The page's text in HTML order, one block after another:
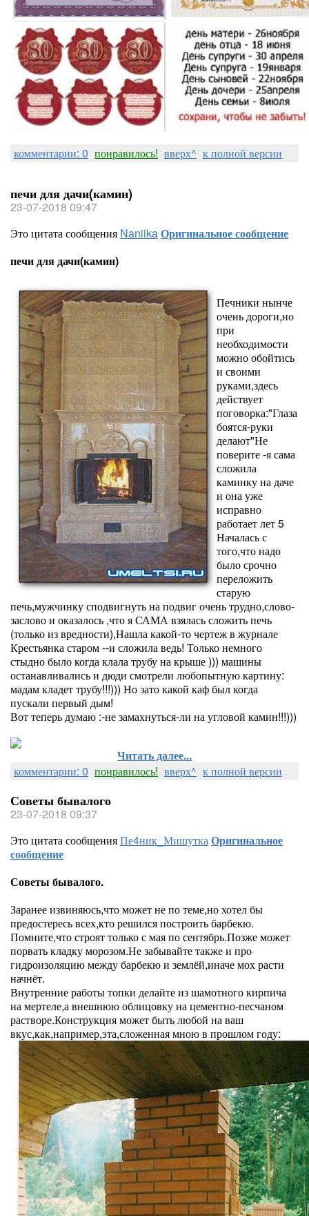
комментарии: 0 понравилось! вверх^ к полной версии
печи для дачи(камин)
23-07-2018 09:47
Это цитата сообщения NaniikaОригинальное сообщение
печи для дачи(камин)
Печники нынче
очень дороги,но
при
необходимости
можно обойтись
и своими
руками,здесь
действует
поговорка:"Глаза
боятся-руки
делают"Не
поверите -я сама
сложила
каминку на даче
и она уже
исправно
работает лет 5
Началась с
того,что надо
было срочно
переложить
старую
печь,мужчинку сподвигнуть на подвиг очень трудно,слово-
заслово и оказалось ,что я САМА взялась сложить печь
(только из вредности),Нашла какой-то чертеж в журнале
Крестьянка старом --и сложила ведь! Только немного
стыдно было когда клала трубу на крыше ))) машины
останавливались и дюди смотрели любопытную картину:
мадам кладет трубу!!!))) Но зато какой каф был когда
пускали первый дым!
Вот теперь думаю :-не замахнуться-ли на угловой камин!!!)))
Читать далее...
комментарии: 0 понравилось! вверх^ к полной версии
Советы бывалого
23-07-2018 09:37
Это цитата сообщенияПе4ник_МишуткаОригинальное
сообщение
Советы бывалого.
Заранее извиняюсь,что может не по теме,но хотел бы
предостересь всех,кто решился построить барбекю.
Помните,что строят только с мая по сентябрь.Позже может
порвать кладку морозом.Не забывайте также и про
гидроизоляцию между барбекю и землёй,иначе мох расти
начнёт.
Внутренние работы топки делайте из шамотного кирпича
на мертеле,а внешнюю облицовку на цементно-песчаном
растворе.Конструкция может быть любой на ваш
вкус,как,например,эта,сложенная мною в прошлом году: